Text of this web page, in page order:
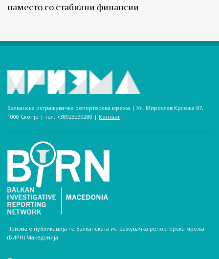
наместо со стабилни финансии
Балканска истражувачка репортерска мрежа | Ул. Мирослав Крлежа 67,
1000 Скопје | тел. +38923290280­ | Контакт
Призма е публикација на Балканската истражувачка репортерска мрежа
(БИРН) Македонија